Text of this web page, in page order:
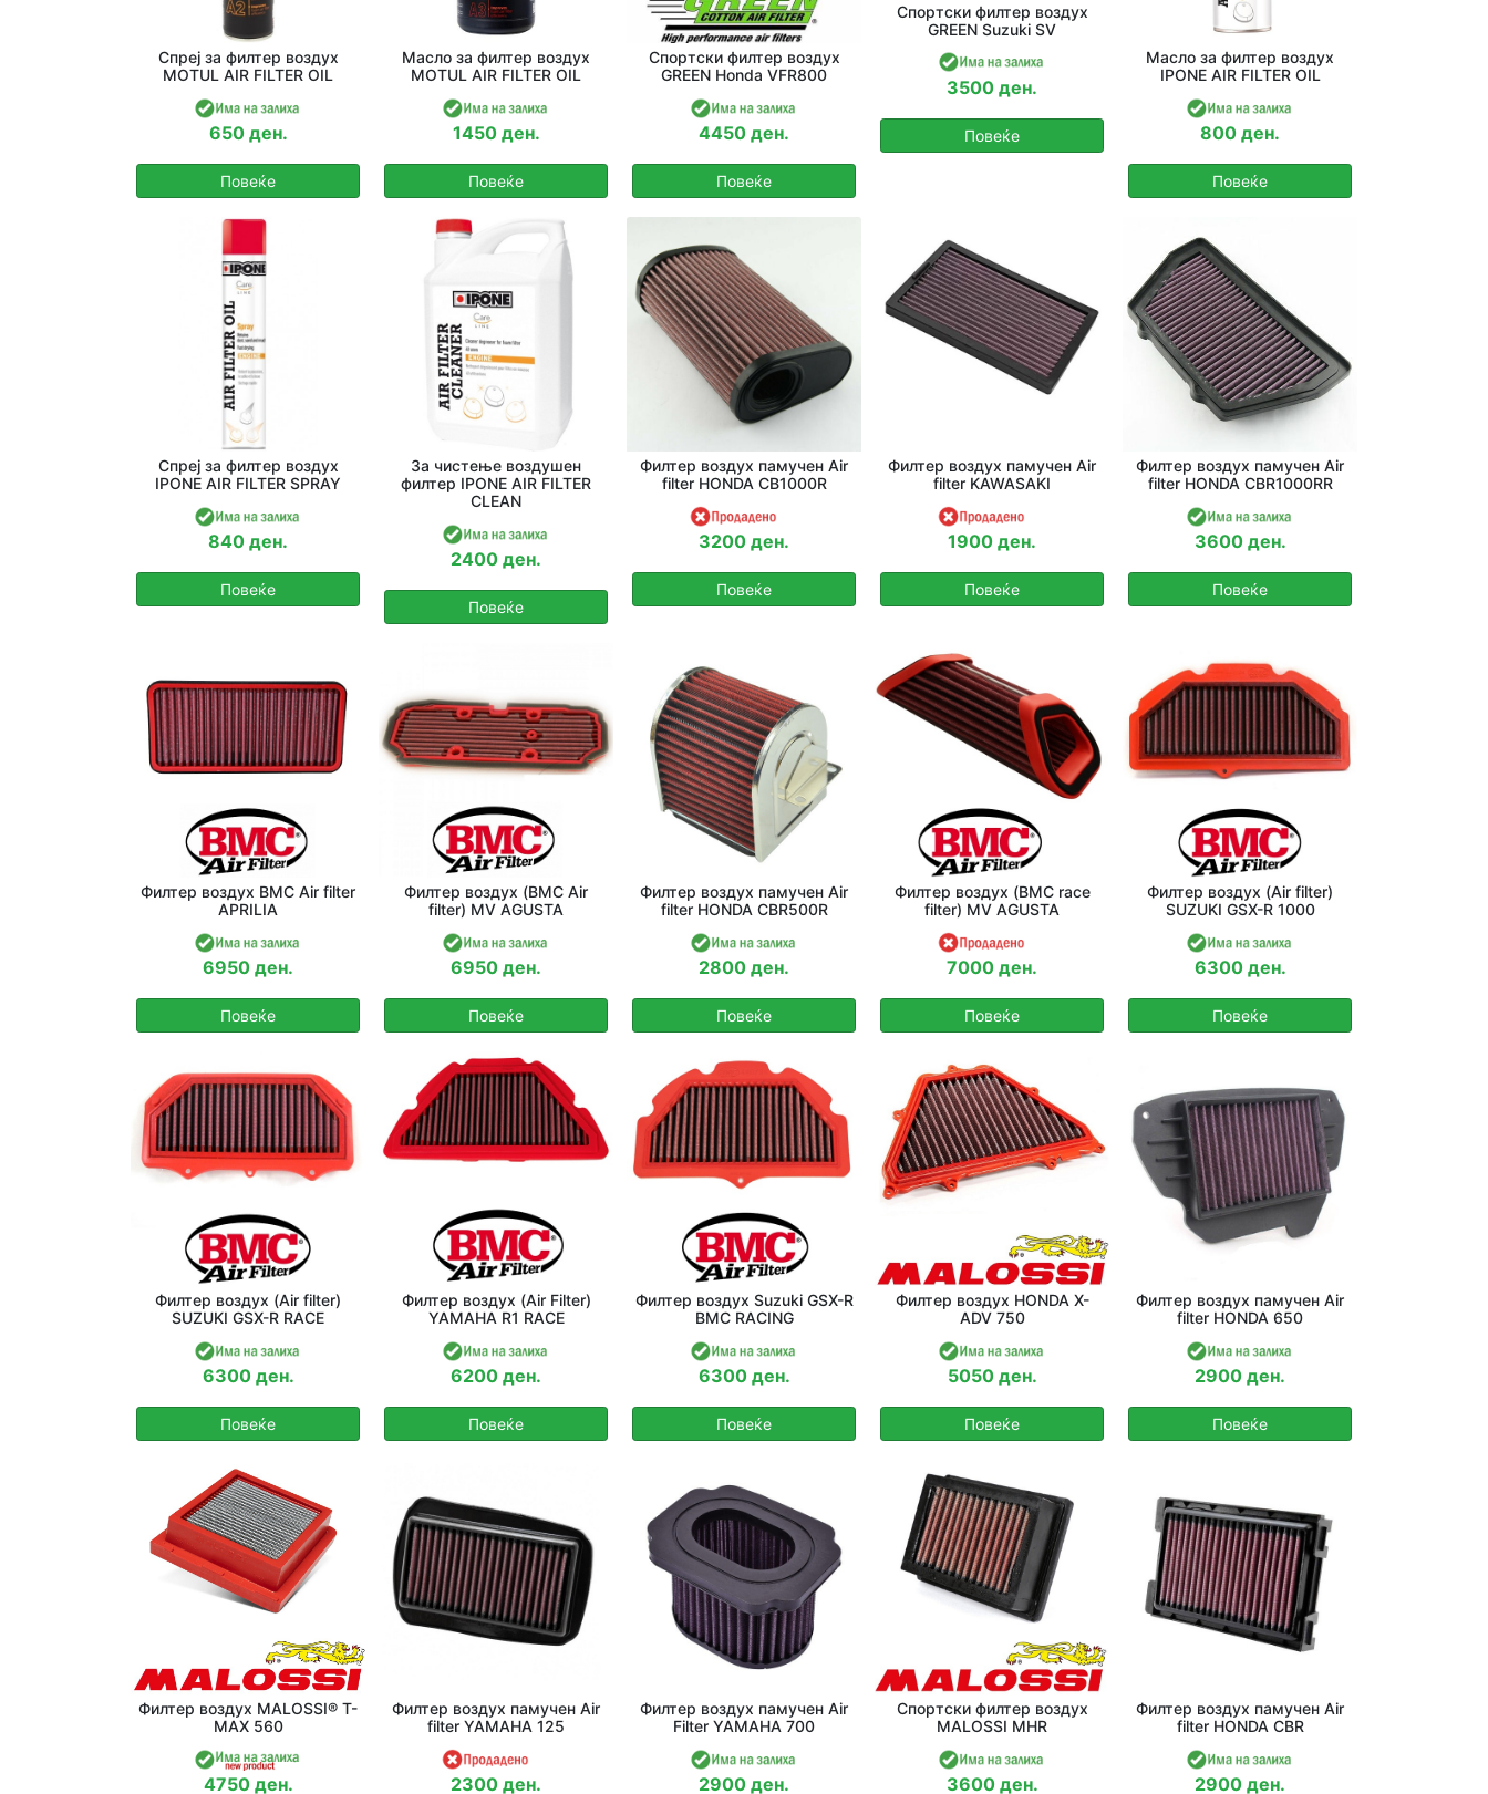
Спреј за филтер воздух
MOTUL AIR FILTER OIL
650 ден.
Повеќе
Масло за филтер воздух
MOTUL AIR FILTER OIL
1450 ден.
Повеќе
Спортски филтер воздух
GREEN Honda VFR800
4450 ден.
Повеќе
Спортски филтер воздух
GREEN Suzuki SV
3500 ден.
Повеќе
Масло за филтер воздух
IPONE AIR FILTER OIL
800 ден.
Повеќе
Спреј за филтер воздух
IPONE AIR FILTER SPRAY
840 ден.
Повеќе
За чистење воздушен
филтер IPONE AIR FILTER
CLEAN
2400 ден.
Повеќе
Филтер воздух памучен Air
filter HONDA CB1000R
3200 ден.
Повеќе
Филтер воздух памучен Air
filter KAWASAKI
1900 ден.
Повеќе
Филтер воздух памучен Air
filter HONDA CBR1000RR
3600 ден.
Повеќе
Филтер воздух BMC Air filter
APRILIA
6950 ден.
Повеќе
Филтер воздух (BMC Air
filter) MV AGUSTA
6950 ден.
Повеќе
Филтер воздух памучен Air
filter HONDA CBR500R
2800 ден.
Повеќе
Филтер воздух (BMC race
filter) MV AGUSTA
7000 ден.
Повеќе
Филтер воздух (Air filter)
SUZUKI GSX-R 1000
6300 ден.
Повеќе
Филтер воздух (Air filter)
SUZUKI GSX-R RACE
6300 ден.
Повеќе
Филтер воздух (Air Filter)
YAMAHA R1 RACE
6200 ден.
Повеќе
Филтер воздух Suzuki GSX-R
BMC RACING
6300 ден.
Повеќе
Филтер воздух HONDA X-
ADV 750
5050 ден.
Повеќе
Филтер воздух памучен Air
filter HONDA 650
2900 ден.
Повеќе
Филтер воздух MALOSSI® T-
MAX 560
4750 ден.
Филтер воздух памучен Air
filter YAMAHA 125
2300 ден.
Филтер воздух памучен Air
Filter YAMAHA 700
2900 ден.
Спортски филтер воздух
MALOSSI MHR
3600 ден.
Филтер воздух памучен Air
filter HONDA CBR
2900 ден.